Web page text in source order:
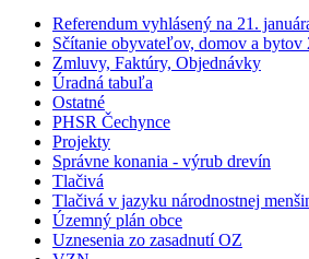
Referendum vyhlásený na 21.
Sčítanie obyvateľov, domov a bytov
Zmluvy, Faktúry, Objednávky
Úradná tabuľa
Ostatné
PHSR Čechynce
Projekty
Správne konania - výrub drevín
Tlačivá
Tlačivá v jazyku národnostnej
Územný plán obce
Uznesenia zo zasadnutí OZ